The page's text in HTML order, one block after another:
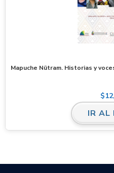
Mapuche Nütram. Historias y
$
IR AL